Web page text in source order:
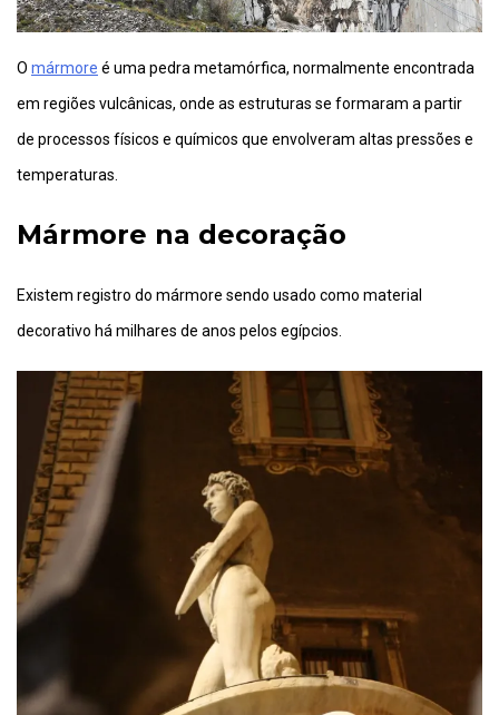
O mármore é uma pedra metamórfica, normalmente encontrada
em regiões vulcânicas, onde as estruturas se formaram a partir
de processos físicos e químicos que envolveram altas pressões e
temperaturas.
Mármore na decoração
Existem registro do mármore sendo usado como material
decorativo há milhares de anos pelos egípcios.